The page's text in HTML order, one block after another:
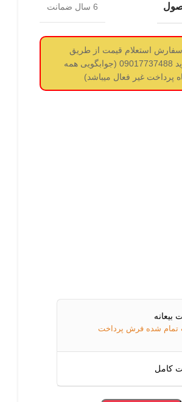
6 سال ضمانت
سفارش استعلام قیمت از طریق
واتساپ بگیرید 09017737488 (جوابگویی همه
پرداخت غیر فعال میباشد)
بیعانه
تمام شده فرش پرداخت
کامل